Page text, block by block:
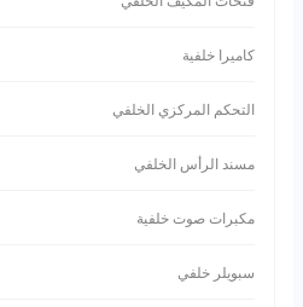
كاميرا خلفية
التحكم المركزي الخلفي
مسند الرأس الخلفي
مكبرات صوت خلفية
سبويلر خلفي